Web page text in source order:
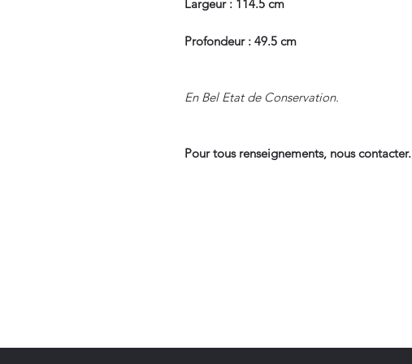
Largeur : 114.5 cm
Profondeur : 49.5 cm
En Bel Etat de Conservation.
Pour tous renseignements, nous contacter.